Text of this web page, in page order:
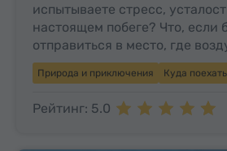
испытываете стресс,
настоящем побеге? Что, если
отправиться в место, где
Природа и приключения Куда
Рейтинг: 5.0